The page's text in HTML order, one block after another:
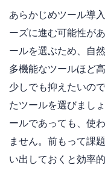
あらかじめツール導
ーズに進む可能性が
ールを選ぶため、自
多機能なツールほど
少しでも抑えたいの
たツールを選びまし
ールであっても、使
ません。前もって課
い出しておくと効率的